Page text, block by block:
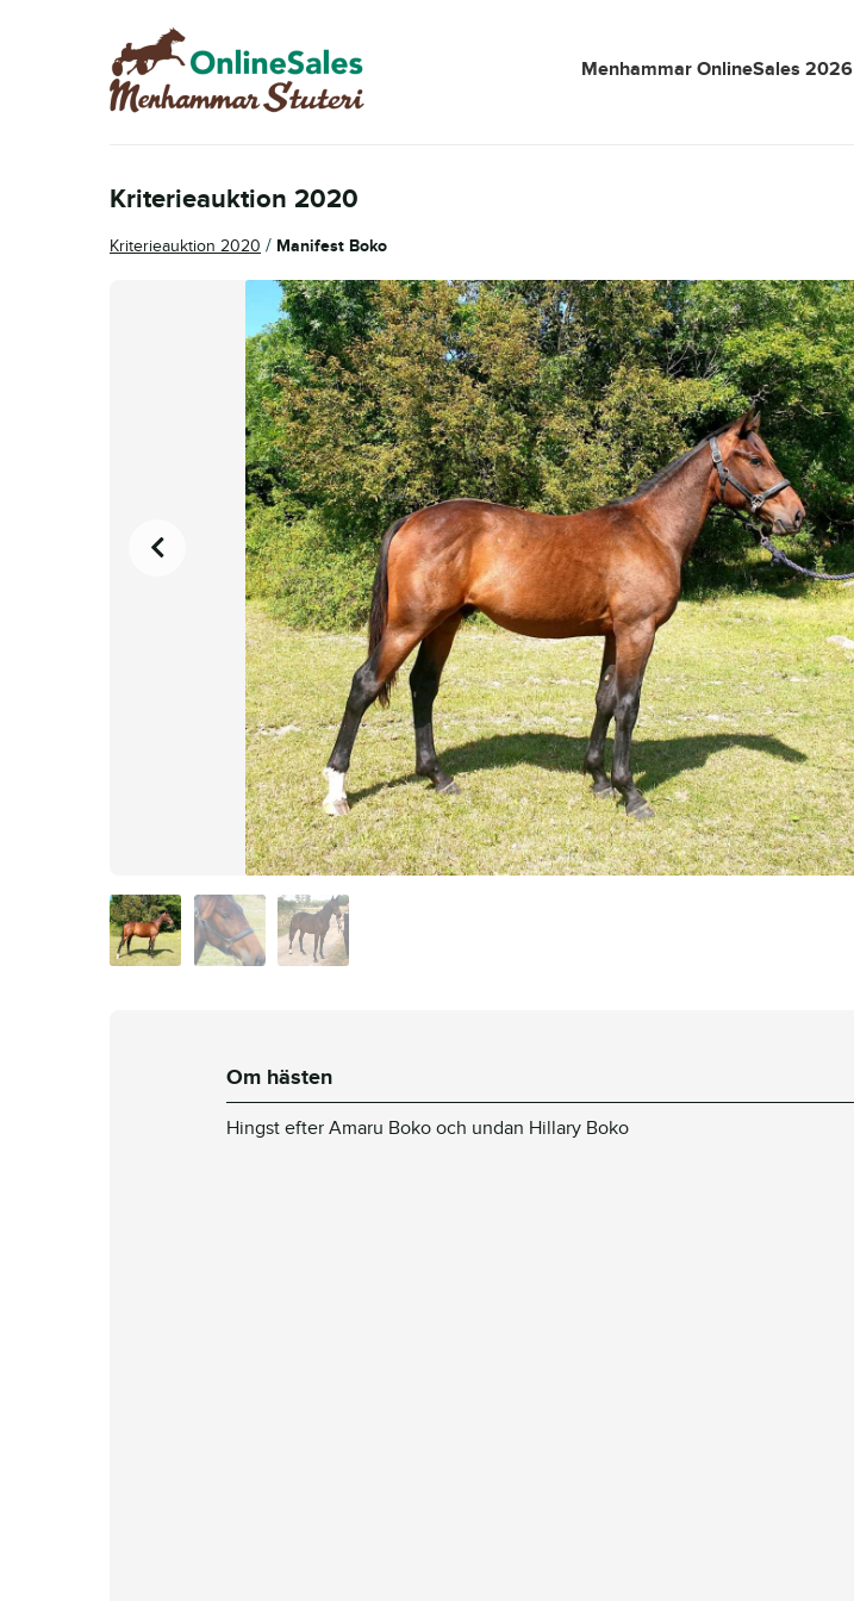
Hoppa
till
navigering
Hoppa
till
innehåll
Menhammar OnlineSales 2026
Kriterieauktion 2020
Kriterieauktion 2020 / Manifest Boko
Om hästen
Hingst efter Amaru Boko och undan Hillary Boko